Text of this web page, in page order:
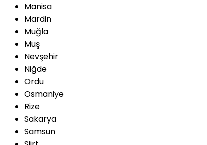
Manisa
Mardin
Muğla
Muş
Nevşehir
Niğde
Ordu
Osmaniye
Rize
Sakarya
Samsun